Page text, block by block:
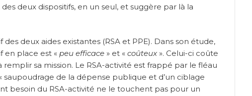
deux dispositifs, en un seul, et suggère par là la
deux aides existantes (RSA et PPE). Dans son étude,
en place est « peu efficace » et « coûteux ». Celui-ci coûte
remplir sa mission. Le RSA-activité est frappé par le fléau
saupoudrage de la dépense publique et d’un ciblage
besoin du RSA-activité ne le touchent pas pour un